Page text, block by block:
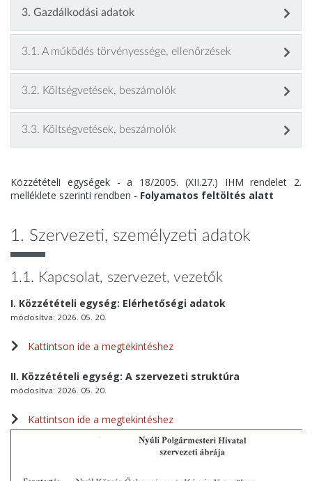
3. Gazdálkodási adatok
3.1. A működés törvényessége, ellenőrzések
3.2. Költségvetések, beszámolók
3.3. Költségvetések, beszámolók
Közzétételi egységek - a 18/2005. (XII.27.) IHM rendelet 2.
melléklete szerinti rendben - Folyamatos feltöltés alatt
1. Szervezeti, személyzeti adatok
1.1. Kapcsolat, szervezet, vezetők
I. Közzétételi egység: Elérhetőségi adatok
módosítva: 2026. 05. 20.
Kattintson ide a megtekintéshez
II. Közzétételi egység: A szervezeti struktúra
módosítva: 2026. 05. 20.
Kattintson ide a megtekintéshez